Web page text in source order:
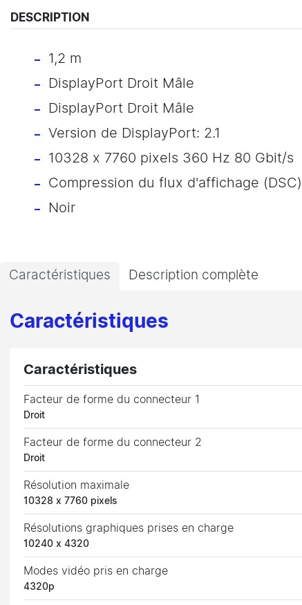
DESCRIPTION
1,2 m
DisplayPort Droit Mâle
DisplayPort Droit Mâle
Version de DisplayPort: 2.1
10328 x 7760 pixels 360 Hz 80 Gbit/s
Compression du flux d'affichage
Noir
Caractéristiques Description complète
Caractéristiques
Caractéristiques
Facteur de forme du connecteur 1
Droit
Facteur de forme du connecteur 2
Droit
Résolution maximale
10328 x 7760 pixels
Résolutions graphiques prises en charge
10240 x 4320
Modes vidéo pris en charge
4320p